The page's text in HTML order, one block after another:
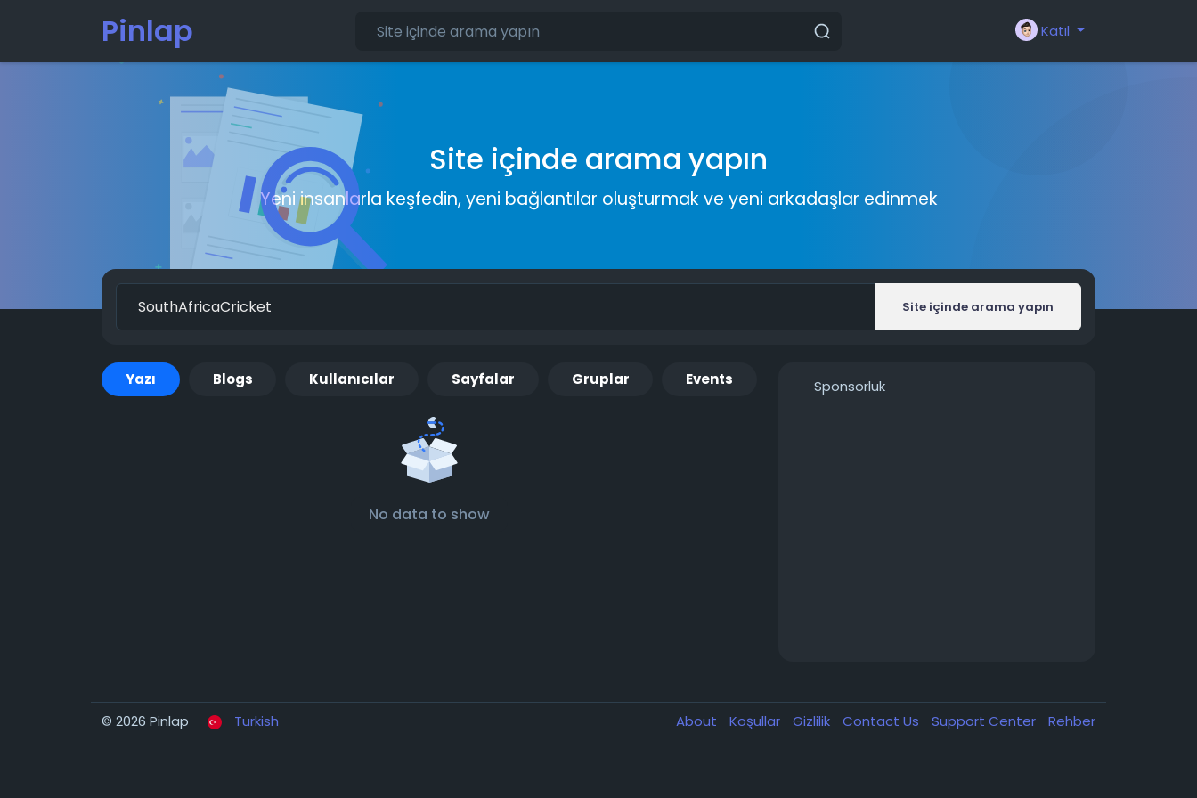
Pinlap Katıl
Site içinde arama yapın
Yeni insanlarla keşfedin, yeni bağlantılar oluşturmak ve yeni arkadaşlar edinmek
Site içinde arama yapın
Yazı Blogs Kullanıcılar Sayfalar Gruplar Events
No data to show
Sponsorluk
© 2026 Pinlap Turkish About Koşullar Gizlilik Contact Us Support Center Rehber